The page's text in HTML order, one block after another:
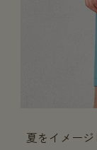
夏をイメー